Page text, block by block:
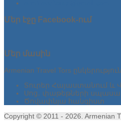
Մեր էջը Facebook-ում
Մեր մասին
Armenian Travel Tors
Տուրեր Հայաստանում և
Սոց․ փաթեթների
Ծովափնյա հանգիստ
Copyright © 2011 - 2026. Armenian